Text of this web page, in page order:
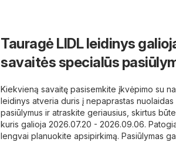
Tauragė LIDL leidinys
savaitės specialūs
Kiekvieną savaitę pasisemkite įkvėpimo su
leidinys atveria duris į nepaprastas
pasiūlymus ir atraskite geriausius, skirtus
kuris galioja 2026.07.20 - 2026.09.06.
lengvai planuokite apsipirkimą. Pasiūlymas